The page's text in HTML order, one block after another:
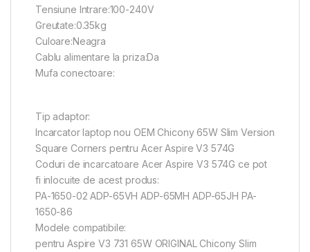
Tensiune Intrare:100-240V
Greutate:0.35kg
Culoare:Neagra
Cablu alimentare la priza:Da
Mufa conectoare:
Tip adaptor:
Incarcator laptop nou OEM Chicony 65W Slim Version
Square Corners pentru Acer Aspire V3 574G
Coduri de incarcatoare Acer Aspire V3 574G ce pot
fi inlocuite de acest produs:
PA-1650-02 ADP-65VH ADP-65MH ADP-65JH PA-
1650-86
Modele compatibile:
pentru Aspire V3 731 65W ORIGINAL Chicony Slim